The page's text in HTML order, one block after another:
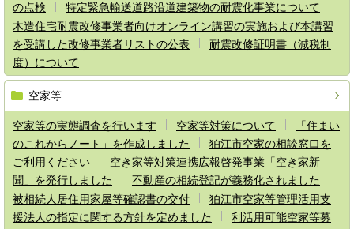
の点検
特定緊急輸送道路沿道建築物の耐震化事業について
木造住宅耐震改修事業者向けオンライン講習の実施および本講習
を受講した改修事業者リストの公表
耐震改修証明書（減税制
度）について
空家等
空家等の実態調査を行います 空家等対策について
「住まい
のこれからノート」を作成しました
狛江市空家の相談窓口を
ご利用ください
空き家等対策連携広報啓発事業「空き家新
聞」を発行しました
不動産の相続登記が義務化されました
被相続人居住用家屋等確認書の交付
狛江市空家等管理活用支
援法人の指定に関する方針を定めました
利活用可能空家等募